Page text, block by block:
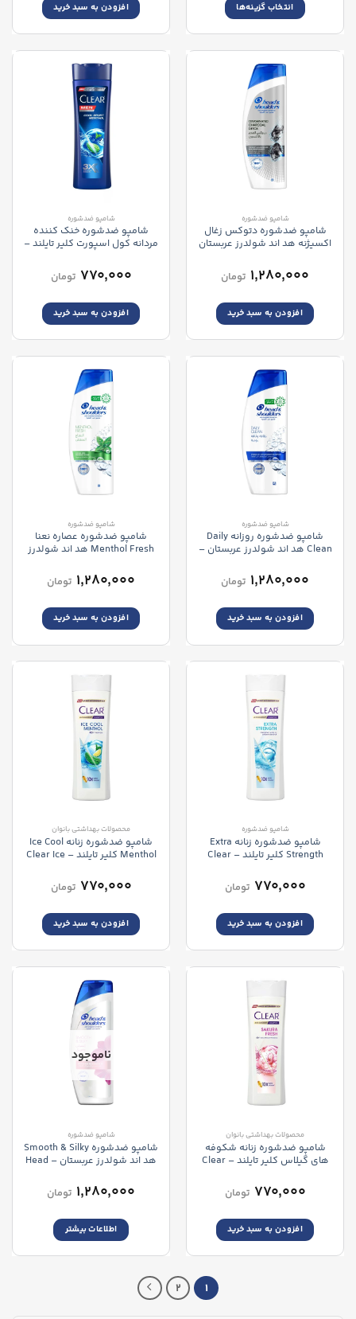
انتخاب گزینه‌ها
دارای
انواع
مختلفی
می
باشد.
گزینه
ها
ممکن
است
در
محصول
انتخاب
شوند
افزودن به سبد خرید
شامپو ضدشوره
شامپو ضدشوره دتوکس زغال
اکسیژنه هد اند شولدرز عربستان
Oxygenated Charcoal Detox
۱,۲۸۰,۰۰۰ تومان
افزودن به سبد خرید
شامپو ضدشوره
شامپو ضدشوره خنک کننده
مردانه کول اسپورت کلیر تایلند –
Shampoo
۷۷۰,۰۰۰ تومان
افزودن به سبد خرید
شامپو ضدشوره
شامپو ضدشوره روزانه Daily
Clean هد اند شولدرز عربستان –
۱,۲۸۰,۰۰۰ تومان
افزودن به سبد خرید
شامپو ضدشوره
شامپو ضدشوره عصاره نعنا
Menthol Fresh هد اند شولدرز
Menthol Refresh
۱,۲۸۰,۰۰۰ تومان
افزودن به سبد خرید
شامپو ضدشوره
شامپو ضدشوره زنانه Extra
Strength کلیر تایلند – Clear
۷۷۰,۰۰۰ تومان
افزودن به سبد خرید
محصولات بهداشتی بانوان
شامپو ضدشوره زنانه Ice Cool
Menthol کلیر تایلند – Clear Ice
۷۷۰,۰۰۰ تومان
افزودن به سبد خرید
محصولات بهداشتی بانوان
شامپو ضدشوره زنانه شکوفه
های گیلاس کلیر تایلند – Clear
۷۷۰,۰۰۰ تومان
افزودن به سبد خرید
ناموجود
شامپو ضدشوره
شامپو ضدشوره Smooth & Silky
هد اند شولدرز عربستان – Head
۱,۲۸۰,۰۰۰ تومان
اطلاعات بیشتر
1
2